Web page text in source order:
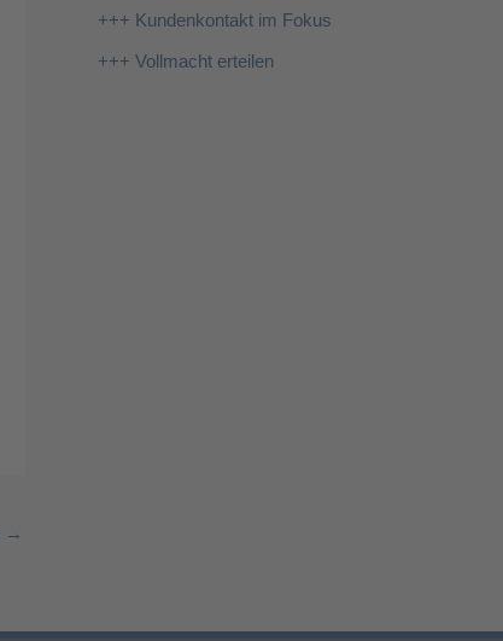
→
h
+++ Kundenkontakt im Fokus
+++ Vollmacht erteilen